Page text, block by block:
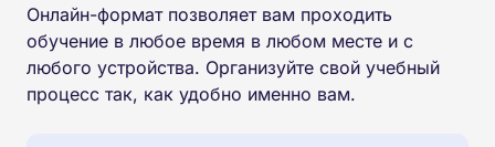
Онлайн-формат позволяет вам проходить
обучение в любое время в любом месте и с
любого устройства. Организуйте свой учебный
процесс так, как удобно именно вам.